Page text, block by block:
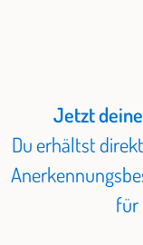
Jetzt
Du erhältst
für